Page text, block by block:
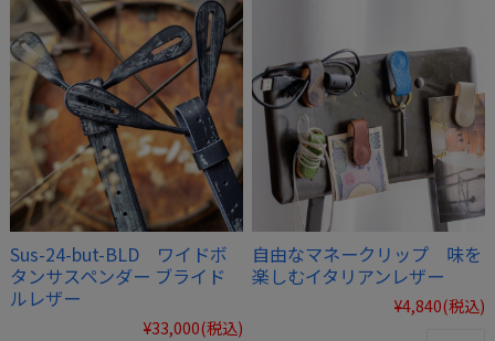
Sus-24-but-BLD ワイドボ
タンサスペンダー ブライド
ルレザー
¥33,000(税込)
自由なマネークリップ 味を
楽しむイタリアンレザー
¥4,840(税込)